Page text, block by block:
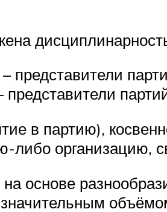
представители
в партию),
организацию,
основе